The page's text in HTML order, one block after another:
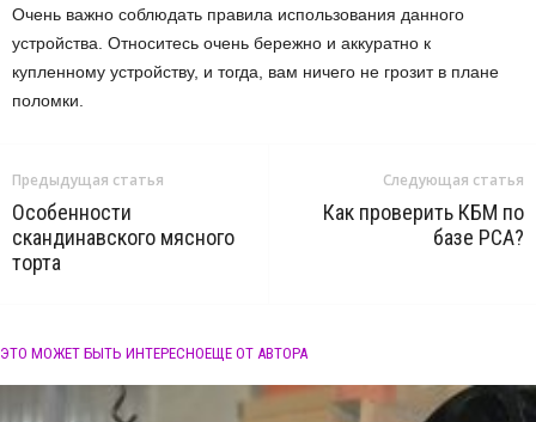
Очень важно соблюдать правила использования данного
устройства. Относитесь очень бережно и аккуратно к
купленному устройству, и тогда, вам ничего не грозит в плане
поломки.
Предыдущая статья
Особенности
скандинавского мясного
торта
Следующая статья
Как проверить КБМ по
базе РСА?
ЭТО МОЖЕТ БЫТЬ ИНТЕРЕСНОЕЩЕ ОТ АВТОРА